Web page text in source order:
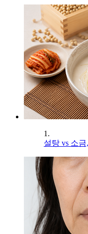
1.
설탕 vs 소